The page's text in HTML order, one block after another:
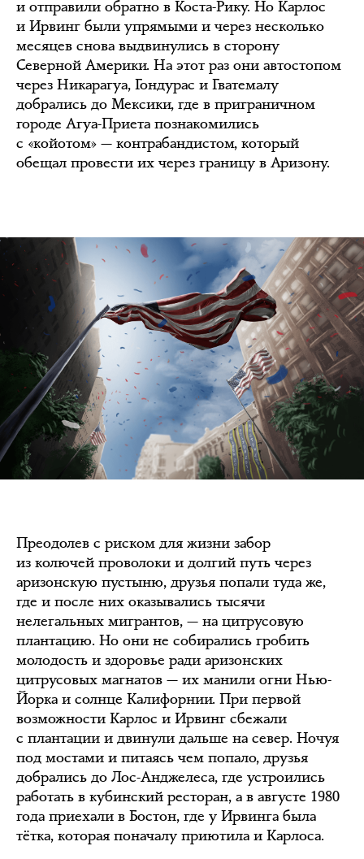
и отправили обратно в Коста-Рику. Но Карлос
и Ирвинг были упрямыми и через несколько
месяцев снова выдвинулись в сторону
Северной Америки. На этот раз они автостопом
через Никарагуа, Гондурас и Гватемалу
добрались до Мексики, где в приграничном
городе Агуа-Приета познакомились
с «койотом» — контрабандистом, который
обещал провести их через границу в Аризону.
Преодолев с риском для жизни забор
из колючей проволоки и долгий путь через
аризонскую пустыню, друзья попали туда же,
где и после них оказывались тысячи
нелегальных мигрантов, — на цитрусовую
плантацию. Но они не собирались гробить
молодость и здоровье ради аризонских
цитрусовых магнатов — их манили огни Нью-
Йорка и солнце Калифорнии. При первой
возможности Карлос и Ирвинг сбежали
с плантации и двинули дальше на север. Ночуя
под мостами и питаясь чем попало, друзья
добрались до Лос-Анджелеса, где устроились
работать в кубинский ресторан, а в августе 1980
года приехали в Бостон, где у Ирвинга была
тётка, которая поначалу приютила и Карлоса.